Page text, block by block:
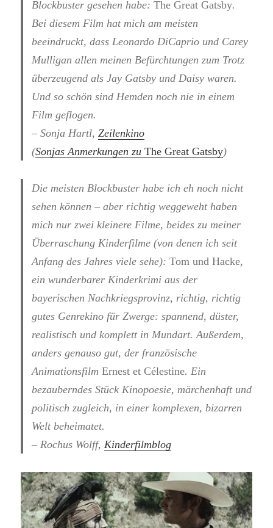
Blockbuster gesehen habe:The Great Gatsby.
Bei diesem Film hat mich am meisten
beeindruckt, dass Leonardo DiCaprio und Carey
Mulligan allen meinen Befürchtungen zum Trotz
überzeugend als Jay Gatsby und Daisy waren.
Und so schön sind Hemden noch nie in einem
Film geflogen.
– Sonja Hartl,Zeilenkino
(Sonjas Anmerkungen zuThe Great Gatsby)
Die meisten Blockbuster habe ich eh noch nicht
sehen können – aber richtig weggeweht haben
mich nur zwei kleinere Filme, beides zu meiner
Überraschung Kinderfilme (von denen ich seit
Anfang des Jahres viele sehe):Tom und Hacke,
ein wunderbarer Kinderkrimi aus der
bayerischen Nachkriegsprovinz, richtig, richtig
gutes Genrekino für Zwerge: spannend, düster,
realistisch und komplett in Mundart. Außerdem,
anders genauso gut, der französische
AnimationsfilmErnest et Célestine. Ein
bezauberndes Stück Kinopoesie, märchenhaft und
politisch zugleich, in einer komplexen, bizarren
Welt beheimatet.
– Rochus Wolff,Kinderfilmblog